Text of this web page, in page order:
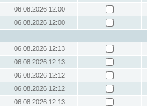
06.08.2026 12:00
06.08.2026 12:00
06.08.2026 12:13
06.08.2026 12:13
06.08.2026 12:12
06.08.2026 12:12
06.08.2026 12:13